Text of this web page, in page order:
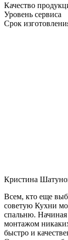
Качество
Уровень сервиса
Срок
Кристина
Всем, кто еще
советую Кухни
спальню. Начиная
монтажом
быстро и